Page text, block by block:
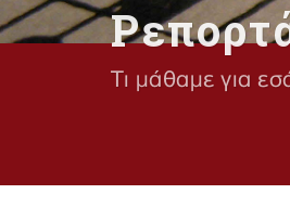
Τι μάθαμε για